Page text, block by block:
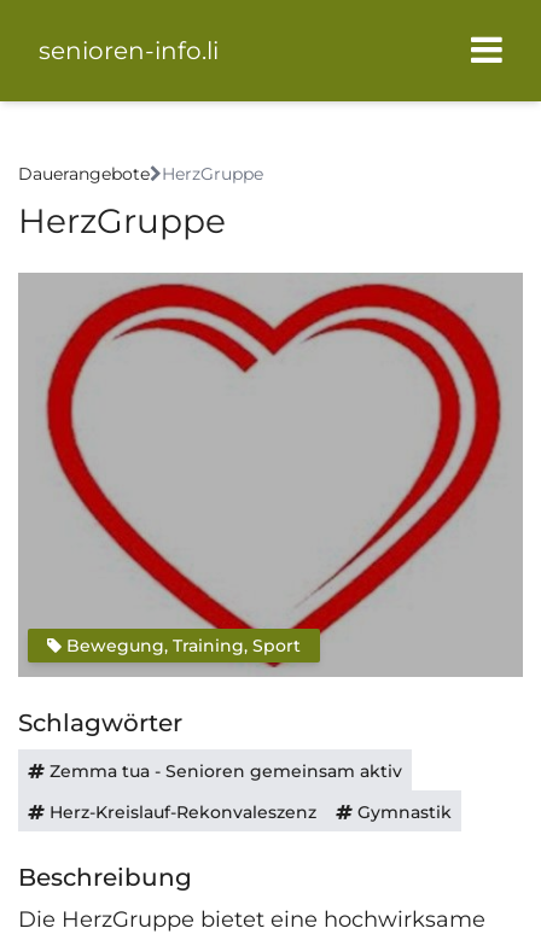
senioren-info.li
Dauerangebote HerzGruppe
HerzGruppe
Bewegung, Training, Sport
Schlagwörter
Zemma tua - Senioren gemeinsam aktiv
Herz-Kreislauf-Rekonvaleszenz
Gymnastik
Beschreibung
Die HerzGruppe bietet eine hochwirksame